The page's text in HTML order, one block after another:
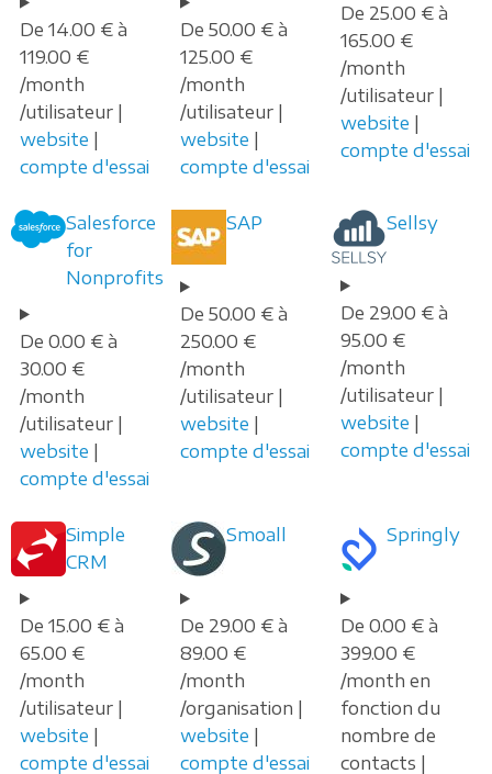
De 14.00 € à
119.00 €
/month
/utilisateur |
website |
compte d'essai
De 50.00 € à
125.00 €
/month
/utilisateur |
website |
compte d'essai
De 25.00 € à
165.00 €
/month
/utilisateur |
website |
compte d'essai
Salesforce
for
Nonprofits
De 0.00 € à
30.00 €
/month
/utilisateur |
website |
compte d'essai
SAP
De 50.00 € à
250.00 €
/month
/utilisateur |
website |
compte d'essai
Sellsy
De 29.00 € à
95.00 €
/month
/utilisateur |
website |
compte d'essai
Simple
CRM
De 15.00 € à
65.00 €
/month
/utilisateur |
website |
compte d'essai
Smoall
De 29.00 € à
89.00 €
/month
/organisation |
website |
compte d'essai
Springly
De 0.00 € à
399.00 €
/month en
fonction du
nombre de
contacts |